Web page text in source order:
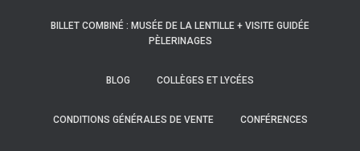
BILLET COMBINÉ : MUSÉE DE LA LENTILLE + VISITE GUIDÉE
PÈLERINAGES
BLOG COLLÈGES ET LYCÉES
CONDITIONS GÉNÉRALES DE VENTE CONFÉRENCES